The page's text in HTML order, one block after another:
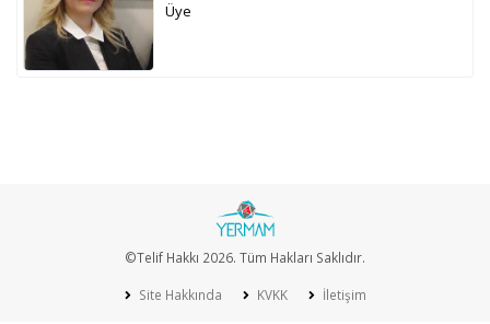
Üye
©Telif Hakkı 2026. Tüm Hakları Saklıdır.
Site Hakkında KVKK İletişim